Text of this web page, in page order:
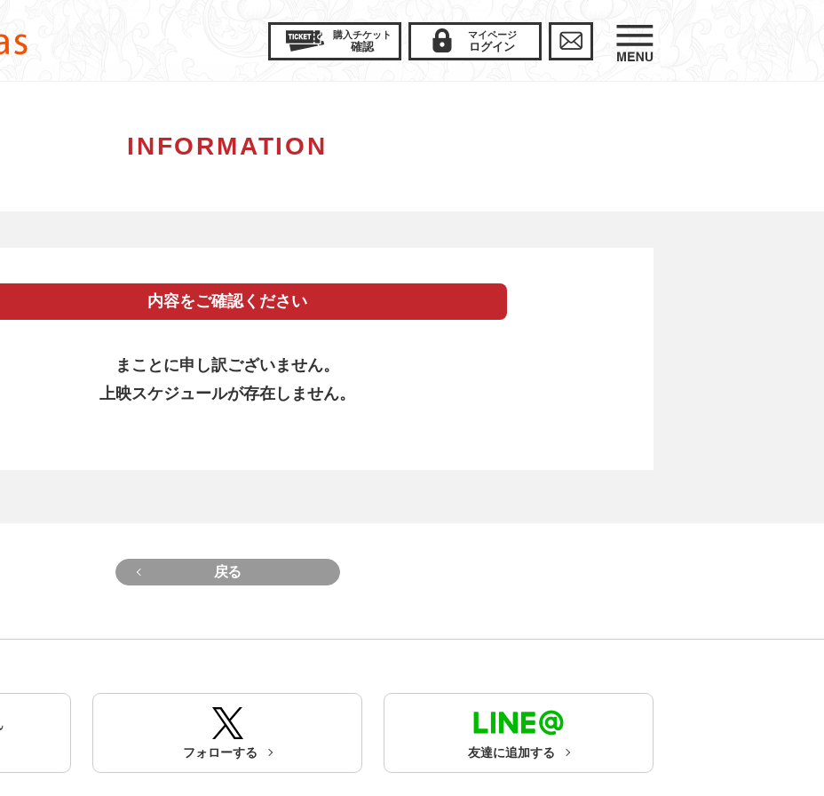
購入チケット
確認
マイページ
ログイン
INFORMATION
内容をご確認ください
まことに申し訳ございません。
上映スケジュールが存在しません。
戻る
フォローする 友達に追加する